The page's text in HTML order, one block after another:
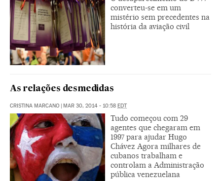
converteu-se em um
mistério sem precedentes na
história da aviação civil
As relações desmedidas
CRISTINA MARCANO | MAR 30, 2014 - 10:58 EDT
Tudo começou com 29
agentes que chegaram em
1997 para ajudar Hugo
Chávez Agora milhares de
cubanos trabalham e
controlam a Administração
pública venezuelana